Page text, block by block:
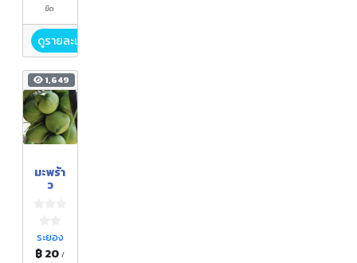
ขีด
ดูรายละเอียด
1,649
มะพร้า
ว
ระยอง
฿ 20/